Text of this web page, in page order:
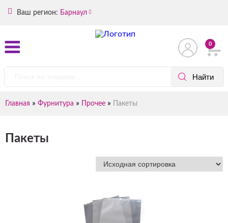
Ваш регион: Барнаул
0
Главная » Фурнитура » Прочее » Пакеты
Пакеты